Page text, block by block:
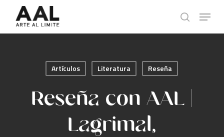
main
search
Menu
Artículos Literatura Reseña
Reseña con AAL |
Lagrimal,